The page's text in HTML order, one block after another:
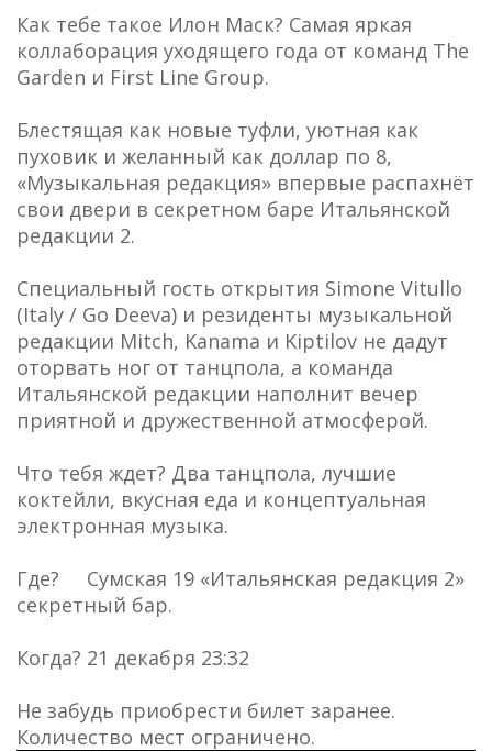
Как тебе такое Илон Маск? Самая яркая
коллаборация уходящего года от команд The
Garden и First Line Group.
Блестящая как новые туфли, уютная как
пуховик и желанный как доллар по 8,
«Музыкальная редакция» впервые распахнёт
свои двери в секретном баре Итальянской
редакции 2.
Специальный гость открытия Simone Vitullo
(Italy / Go Deeva) и резиденты музыкальной
редакции Mitch, Kanama и Kiptilov не дадут
оторвать ног от танцпола, а команда
Итальянской редакции наполнит вечер
приятной и дружественной атмосферой.
Что тебя ждет? Два танцпола, лучшие
коктейли, вкусная еда и концептуальная
электронная музыка.
Где? Сумская 19 «Итальянская редакция 2»
секретный бар.
Когда? 21 декабря 23:32
Не забудь приобрести билет заранее.
Количество мест ограничено.